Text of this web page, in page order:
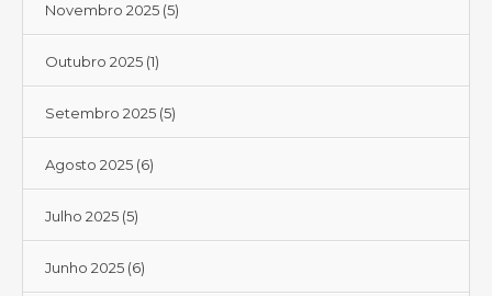
Novembro 2025 (5)
Outubro 2025 (1)
Setembro 2025 (5)
Agosto 2025 (6)
Julho 2025 (5)
Junho 2025 (6)